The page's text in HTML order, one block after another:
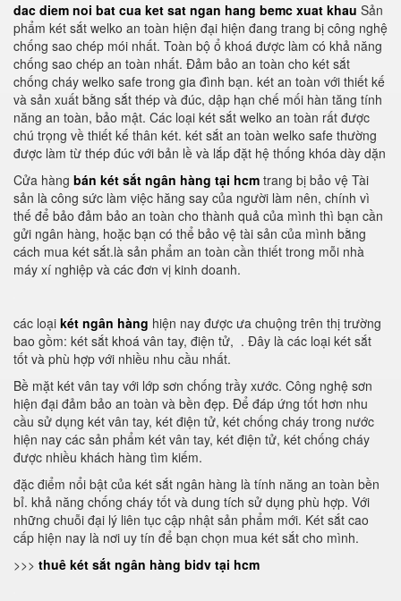
dac diem noi bat cua ket sat ngan hang bemc xuat khau Sản
phẩm két sắt welko an toàn hiện đại hiện đang trang bị công nghệ
chống sao chép mói nhất. Toàn bộ ổ khoá được làm có khả năng
chống sao chép an toàn nhất. Đảm bảo an toàn cho két sắt
chống cháy welko safe trong gia đình bạn. két an toàn với thiết kế
và sản xuất bằng sắt thép và đúc, dập hạn chế mối hàn tăng tính
năng an toàn, bảo mật. Các loại két sắt welko an toàn rất được
chú trọng về thiết kế thân két. két sắt an toàn welko safe thường
được làm từ thép đúc với bản lề và lắp đặt hệ thống khóa dày dặn
Cửa hàng bán két sắt ngân hàng tại hcm trang bị bảo vệ Tài
sản là công sức làm việc hăng say của người làm nên, chính vì
thế để bảo đảm bảo an toàn cho thành quả của mình thì bạn cần
gửi ngân hàng, hoặc bạn có thể bảo vệ tài sản của mình bằng
cách mua két sắt.là sản phẩm an toàn cần thiết trong mỗi nhà
máy xí nghiệp và các đơn vị kinh doanh.
các loại két ngân hàng hiện nay được ưa chuộng trên thị trường
bao gồm: két sắt khoá vân tay, điện tử, . Đây là các loại két sắt
tốt và phù hợp với nhiều nhu cầu nhất.
Bề mặt két vân tay với lớp sơn chống trầy xước. Công nghệ sơn
hiện đại đảm bảo an toàn và bền đẹp. Để đáp ứng tốt hơn nhu
cầu sử dụng két vân tay, két điện tử, két chống cháy trong nước
hiện nay các sản phẩm két vân tay, két điện tử, két chống cháy
được nhiều khách hàng tìm kiếm.
đặc điểm nổi bật của két sắt ngân hàng là tính năng an toàn bền
bỉ. khả năng chống cháy tốt và dung tích sử dụng phù hợp. Với
những chuỗi đại lý liên tục cập nhật sản phẩm mới. Két sắt cao
cấp hiện nay là nơi uy tín để bạn chọn mua két sắt cho mình.
>>> thuê két sắt ngân hàng bidv tại hcm